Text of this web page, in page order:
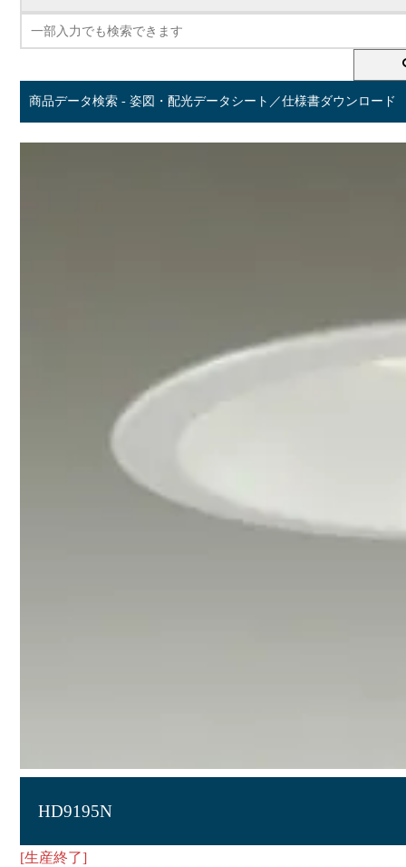
商品データ検索 - 姿図・配光データシート／仕様書ダウンロード
HD9195N
[生産終了]